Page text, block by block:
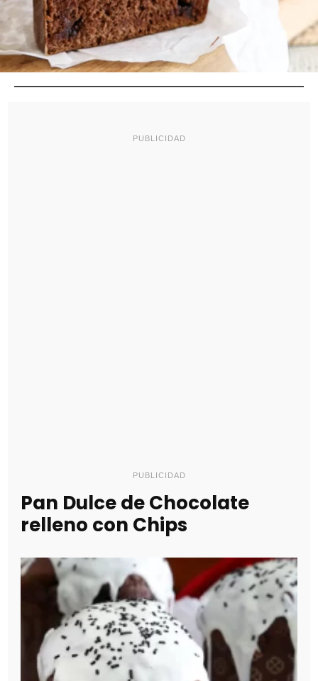
PUBLICIDAD
PUBLICIDAD
Pan Dulce de Chocolate
relleno con Chips